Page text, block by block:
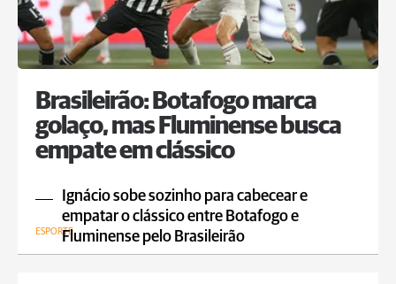
Brasileirão: Botafogo marca
golaço, mas Fluminense busca
empate em clássico
Ignácio sobe sozinho para cabecear e
empatar o clássico entre Botafogo e
Fluminense pelo Brasileirão
ESPORTE